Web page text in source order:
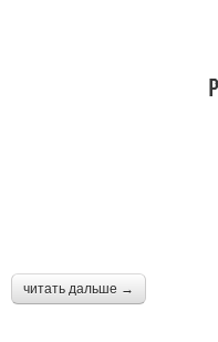
читать дальше →